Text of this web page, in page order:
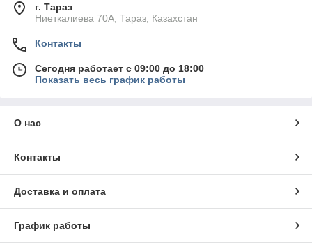
г. Тараз
Ниеткалиева 70А, Тараз, Казахстан
Контакты
Сегодня работает с 09:00 до 18:00
Показать весь график работы
О нас
Контакты
Доставка и оплата
График работы